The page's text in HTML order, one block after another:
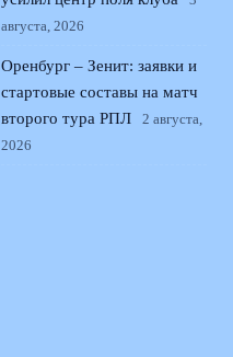
августа, 2026
Оренбург – Зенит: заявки и
стартовые составы на матч
второго тура РПЛ
2 августа,
2026